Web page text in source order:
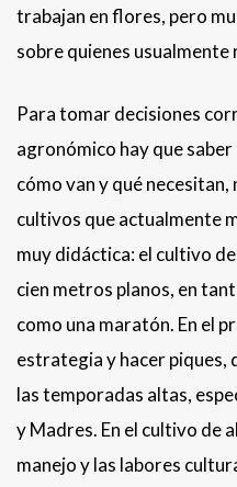
trabajan en flores, pero
sobre quienes usualmente
Para tomar decisiones
agronómico hay que
cómo van y qué necesitan,
cultivos que actualmente
muy didáctica: el cultivo
cien metros planos, en
como una maratón. En el
estrategia y hacer piques,
las temporadas altas,
y Madres. En el cultivo de
manejo y las labores